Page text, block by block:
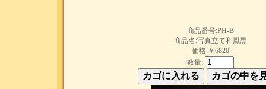
商品番号:PH-B
商品名:写真立て和風黒
価格:￥6820
数量: